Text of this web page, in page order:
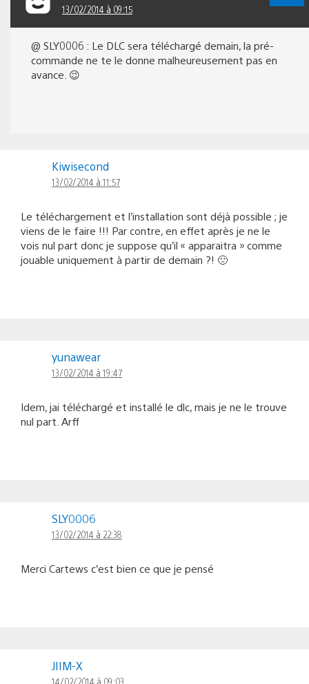
13/02/2014 à 09:15
@ SLY0006 : Le DLC sera téléchargé demain, la pré-
commande ne te le donne malheureusement pas en
avance. 😉
Kiwisecond
13/02/2014 à 11:57
Le téléchargement et l’installation sont déjà possible ; je
viens de le faire !!! Par contre, en effet après je ne le
vois nul part donc je suppose qu’il « apparaitra » comme
jouable uniquement à partir de demain ?! 🙁
yunawear
13/02/2014 à 19:47
Idem, jai téléchargé et installé le dlc, mais je ne le trouve
nul part. Arff
SLY0006
13/02/2014 à 22:38
Merci Cartews c’est bien ce que je pensé
JIIM-X
14/02/2014 à 09:03